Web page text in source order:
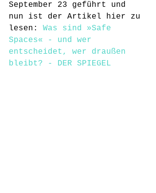
September 23 geführt und
nun ist der Artikel hier zu
lesen: Was sind »Safe
Spaces« - und wer
entscheidet, wer draußen
bleibt? - DER SPIEGEL